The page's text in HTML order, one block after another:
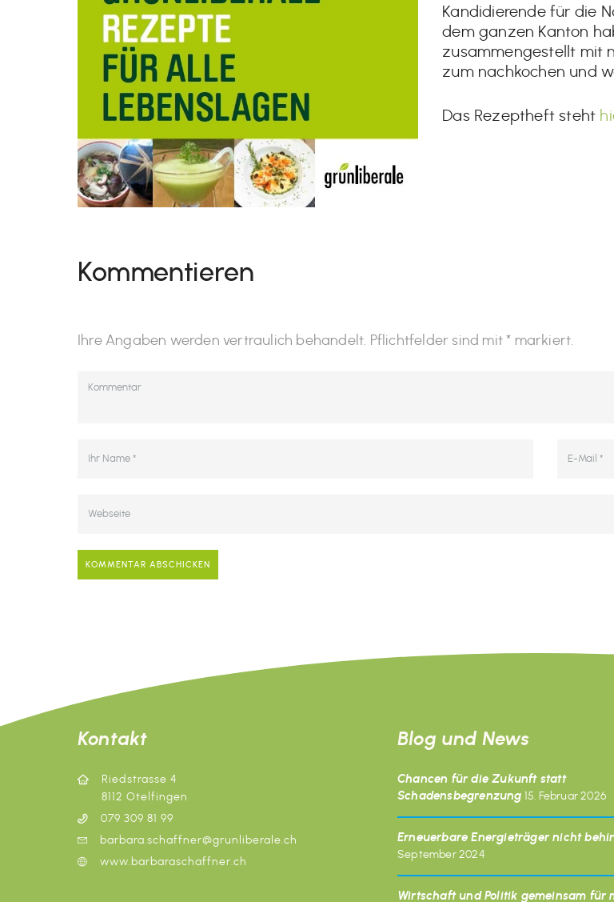
Kandidierende für die
dem ganzen Kanton
zusammengestellt mit
zum nachkochen und
Das Rezeptheft steht
Kommentieren
Ihre Angaben werden vertraulich behandelt. Pflichtfelder sind mit * markiert.
Kontakt
Riedstrasse 4
8112 Otelfingen
079 309 81 99
barbara.schaffner@grunliberale.ch
www.barbaraschaffner.ch
Blog und News
Chancen für die Zukunft statt
Schadensbegrenzung 15. Februar 2026
Erneuerbare Energieträger nicht
September 2024
Wirtschaft und Politik gemeinsam für